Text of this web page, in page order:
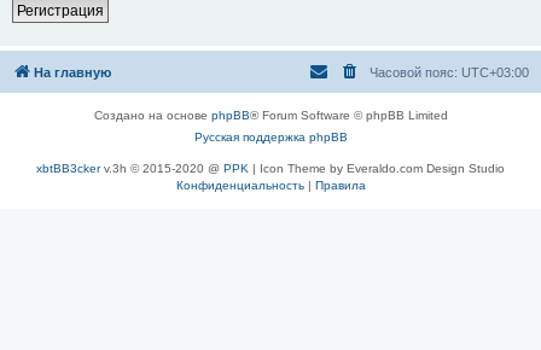
Регистрация
На главную Часовой пояс: UTC+03:00
Создано на основе phpBB® Forum Software © phpBB Limited
Русская поддержка phpBB
xbtBB3ckerv.3h © 2015-2020 @ PPK | Icon Theme by Everaldo.com Design Studio
Конфиденциальность| Правила